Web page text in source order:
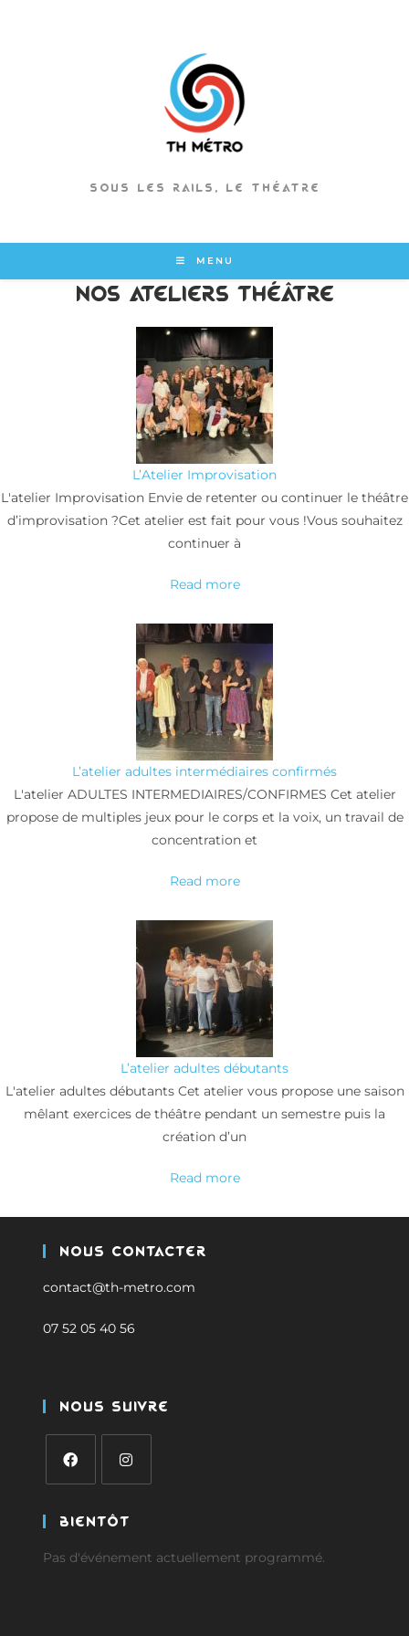
SOUS LES RAILS, LE THÉATRE
MENU
Nos ateliers théâtre
L’Atelier Improvisation
L'atelier Improvisation Envie de retenter ou continuer le théâtre
d’improvisation ?Cet atelier est fait pour vous !Vous souhaitez
continuer à
Read more
L’atelier adultes intermédiaires confirmés
L'atelier ADULTES INTERMEDIAIRES/CONFIRMES Cet atelier
propose de multiples jeux pour le corps et la voix, un travail de
concentration et
Read more
L’atelier adultes débutants
L'atelier adultes débutants Cet atelier vous propose une saison
mêlant exercices de théâtre pendant un semestre puis la
création d’un
Read more
Nous Contacter
contact@th-metro.com
07 52 05 40 56
Nous Suivre
Bientôt
Pas d'événement actuellement programmé.